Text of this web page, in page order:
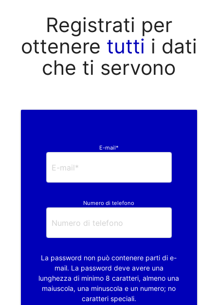
Registrati per
ottenere tutti i dati
che ti servono
E-mail*
Numero di telefono
La password non può contenere parti di e-
mail. La password deve avere una
lunghezza di minimo 8 caratteri, almeno una
maiuscola, una minuscola e un numero; no
caratteri speciali.